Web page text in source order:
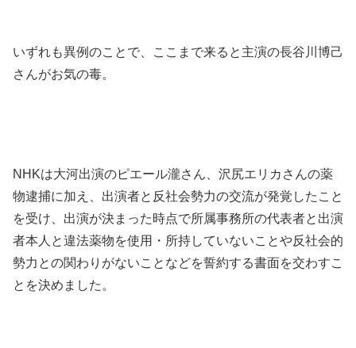
いずれも異例のことで、ここまで来ると主演の長谷川博己
さんがお気の毒。
NHKは大河出演のピエール瀧さん、沢尻エリカさんの薬
物逮捕に加え、出演者と反社会勢力の交流が発覚したこと
を受け、出演が決まった時点で所属事務所の代表者と出演
者本人と違法薬物を使用・所持していないことや反社会的
勢力との関わりがないことなどを誓約する書面を交わすこ
とを決めました。